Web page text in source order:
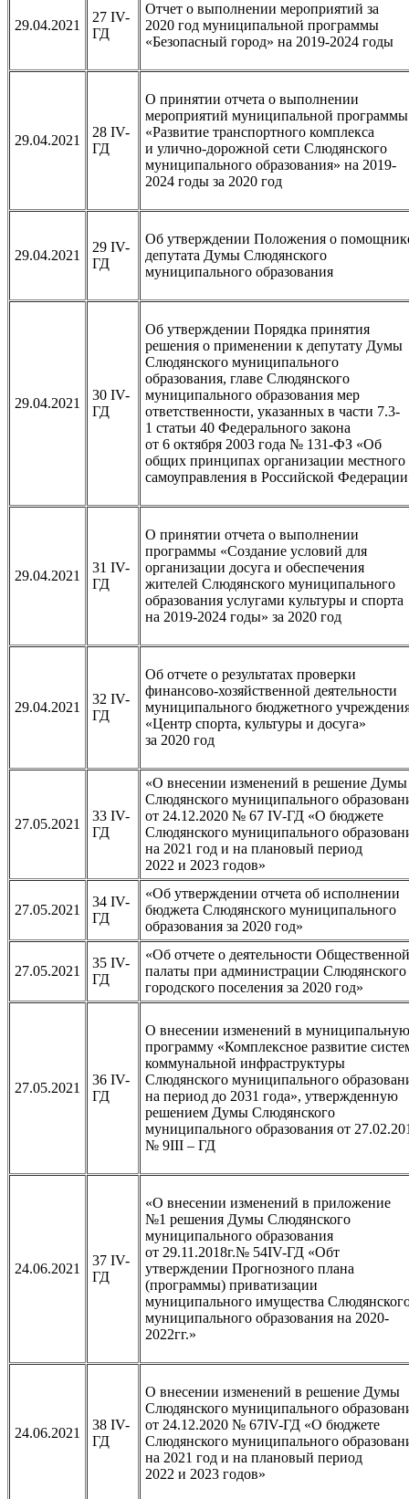
29.04.2021
27 IV-
ГД
Отчет о выполнении мероприятий за
2020 год муниципальной программы
«Безопасный город» на 2019-2024 годы
29.04.2021
28 IV-
ГД
О принятии отчета о выполнении
мероприятий муниципальной программы
«Развитие транспортного комплекса
и улично-дорожной сети Слюдянского
муниципального образования» на 2019-
2024 годы за 2020 год
29.04.2021
29 IV-
ГД
Об утверждении Положения о
депутата Думы Слюдянского
муниципального образования
29.04.2021
30 IV-
ГД
Об утверждении Порядка принятия
решения о применении к депутату Думы
Слюдянского муниципального
образования, главе Слюдянского
муниципального образования мер
ответственности, указанных в части 7.3-
1 статьи 40 Федерального закона
от 6 октября 2003 года № 131-ФЗ «Об
общих принципах организации местного
самоуправления в Российской
29.04.2021
31 IV-
ГД
О принятии отчета о выполнении
программы «Создание условий для
организации досуга и обеспечения
жителей Слюдянского муниципального
образования услугами культуры и спорта
на 2019-2024 годы» за 2020 год
29.04.2021
32 IV-
ГД
Об отчете о результатах проверки
финансово-хозяйственной деятельности
муниципального бюджетного
«Центр спорта, культуры и досуга»
за 2020 год
27.05.2021
33 IV-
ГД
«О внесении изменений в решение Думы
Слюдянского муниципального
от 24.12.2020 № 67 IV-ГД «О бюджете
Слюдянского муниципального
на 2021 год и на плановый период
2022 и 2023 годов»
27.05.2021
34 IV-
ГД
«Об утверждении отчета об исполнении
бюджета Слюдянского муниципального
образования за 2020 год»
27.05.2021
35 IV-
ГД
«Об отчете о деятельности Общественной
палаты при администрации Слюдянского
городского поселения за 2020 год»
27.05.2021
36 IV-
ГД
О внесении изменений в муниципальную
программу «Комплексное развитие
коммунальной инфраструктуры
Слюдянского муниципального
на период до 2031 года», утвержденную
решением Думы Слюдянского
муниципального образования от
№ 9III – ГД
24.06.2021
37 IV-
ГД
«О внесении изменений в приложение
№1 решения Думы Слюдянского
муниципального образования
от 29.11.2018г.№ 54IV-ГД «Обт
утверждении Прогнозного плана
(программы) приватизации
муниципального имущества
муниципального образования на 2020-
2022гг.»
24.06.2021
38 IV-
ГД
О внесении изменений в решение Думы
Слюдянского муниципального
от 24.12.2020 № 67IV-ГД «О бюджете
Слюдянского муниципального
на 2021 год и на плановый период
2022 и 2023 годов»